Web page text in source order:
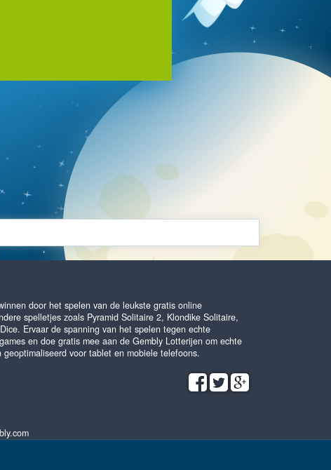
door het spelen van de leukste gratis online
spelletjes zoals Pyramid Solitaire 2, Klondike Solitaire,
Ervaar de spanning van het spelen tegen echte
en doe gratis mee aan de Gembly Lotterijen om echte
voor tablet en mobiele telefoons.